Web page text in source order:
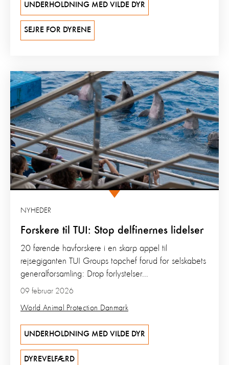
UNDERHOLDNING MED VILDE DYR
SEJRE FOR DYRENE
Forskere til TUI: Stop delfinernes lidelser
NYHEDER
09 februar 2026
World Animal Protection Danmark
20 førende havforskere i en skarp appel til
rejsegiganten TUI Groups topchef forud for selskabets
generalforsamling: Drop forlystelser...
UNDERHOLDNING MED VILDE DYR
DYREVELFÆRD